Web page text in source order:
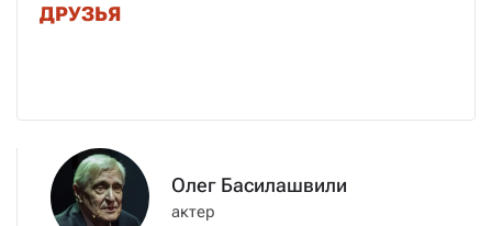
ДРУЗЬЯ
Олег Басилашвили
актер